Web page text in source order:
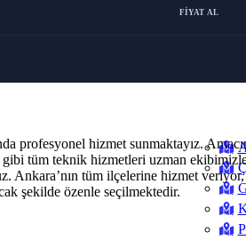
FIYAT AL
profesyonel hizmet sunmaktayız.
gibi tüm teknik hizmetleri uzman
Ankara’nın tüm ilçelerine hizmet
şekilde özenle seçilmektedir.